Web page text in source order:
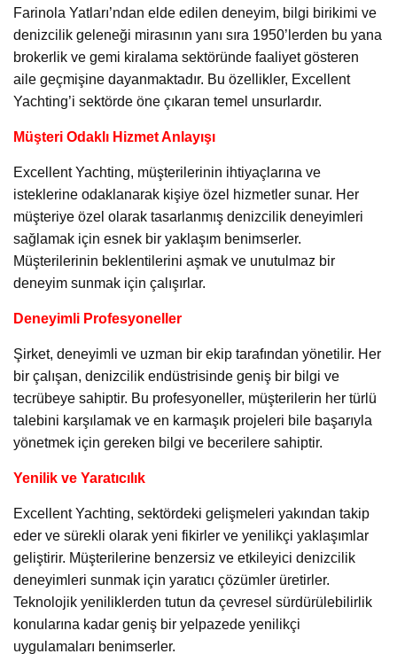
Farinola Yatları’ndan elde edilen deneyim, bilgi birikimi ve
denizcilik geleneği mirasının yanı sıra 1950’lerden bu yana
brokerlik ve gemi kiralama sektöründe faaliyet gösteren
aile geçmişine dayanmaktadır. Bu özellikler, Excellent
Yachting’i sektörde öne çıkaran temel unsurlardır.
Müşteri Odaklı Hizmet Anlayışı
Excellent Yachting, müşterilerinin ihtiyaçlarına ve
isteklerine odaklanarak kişiye özel hizmetler sunar. Her
müşteriye özel olarak tasarlanmış denizcilik deneyimleri
sağlamak için esnek bir yaklaşım benimserler.
Müşterilerinin beklentilerini aşmak ve unutulmaz bir
deneyim sunmak için çalışırlar.
Deneyimli Profesyoneller
Şirket, deneyimli ve uzman bir ekip tarafından yönetilir. Her
bir çalışan, denizcilik endüstrisinde geniş bir bilgi ve
tecrübeye sahiptir. Bu profesyoneller, müşterilerin her türlü
talebini karşılamak ve en karmaşık projeleri bile başarıyla
yönetmek için gereken bilgi ve becerilere sahiptir.
Yenilik ve Yaratıcılık
Excellent Yachting, sektördeki gelişmeleri yakından takip
eder ve sürekli olarak yeni fikirler ve yenilikçi yaklaşımlar
geliştirir. Müşterilerine benzersiz ve etkileyici denizcilik
deneyimleri sunmak için yaratıcı çözümler üretirler.
Teknolojik yeniliklerden tutun da çevresel sürdürülebilirlik
konularına kadar geniş bir yelpazede yenilikçi
uygulamaları benimserler.